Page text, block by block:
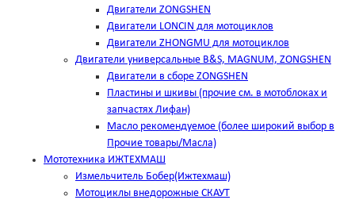
Двигатели ZONGSHEN
Двигатели LONCIN для мотоциклов
Двигатели ZHONGMU для мотоциклов
Двигатели универсальные B&S, MAGNUM, ZONGSHEN
Двигатели в сборе ZONGSHEN
Пластины и шкивы (прочие см. в мотоблоках и
запчастях Лифан)
Масло рекомендуемое (более широкий выбор в
Прочие товары/Масла)
Мототехника ИЖТЕХМАШ
Измельчитель Бобер(Ижтехмаш)
Мотоциклы внедорожные СКАУТ